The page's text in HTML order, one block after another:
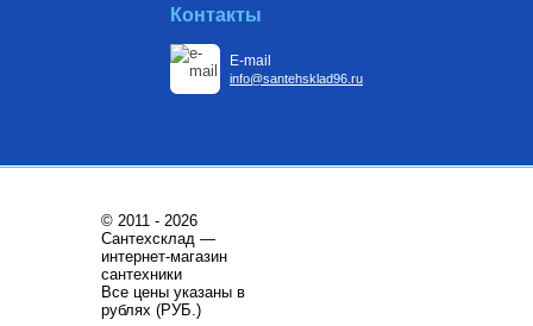
Водонагреватель косвенного
нагрева напольный из
нержавеющей стали STINOX F
200 л., арт.: 805F0020
33 170
Трубы из сшитого полиэтилена
Контакты
E-mail
info@santehsklad96.ru
© 2011 - 2026
Сантехсклад —
интернет-магазин
сантехники
Все цены указаны в
рублях (РУБ.)